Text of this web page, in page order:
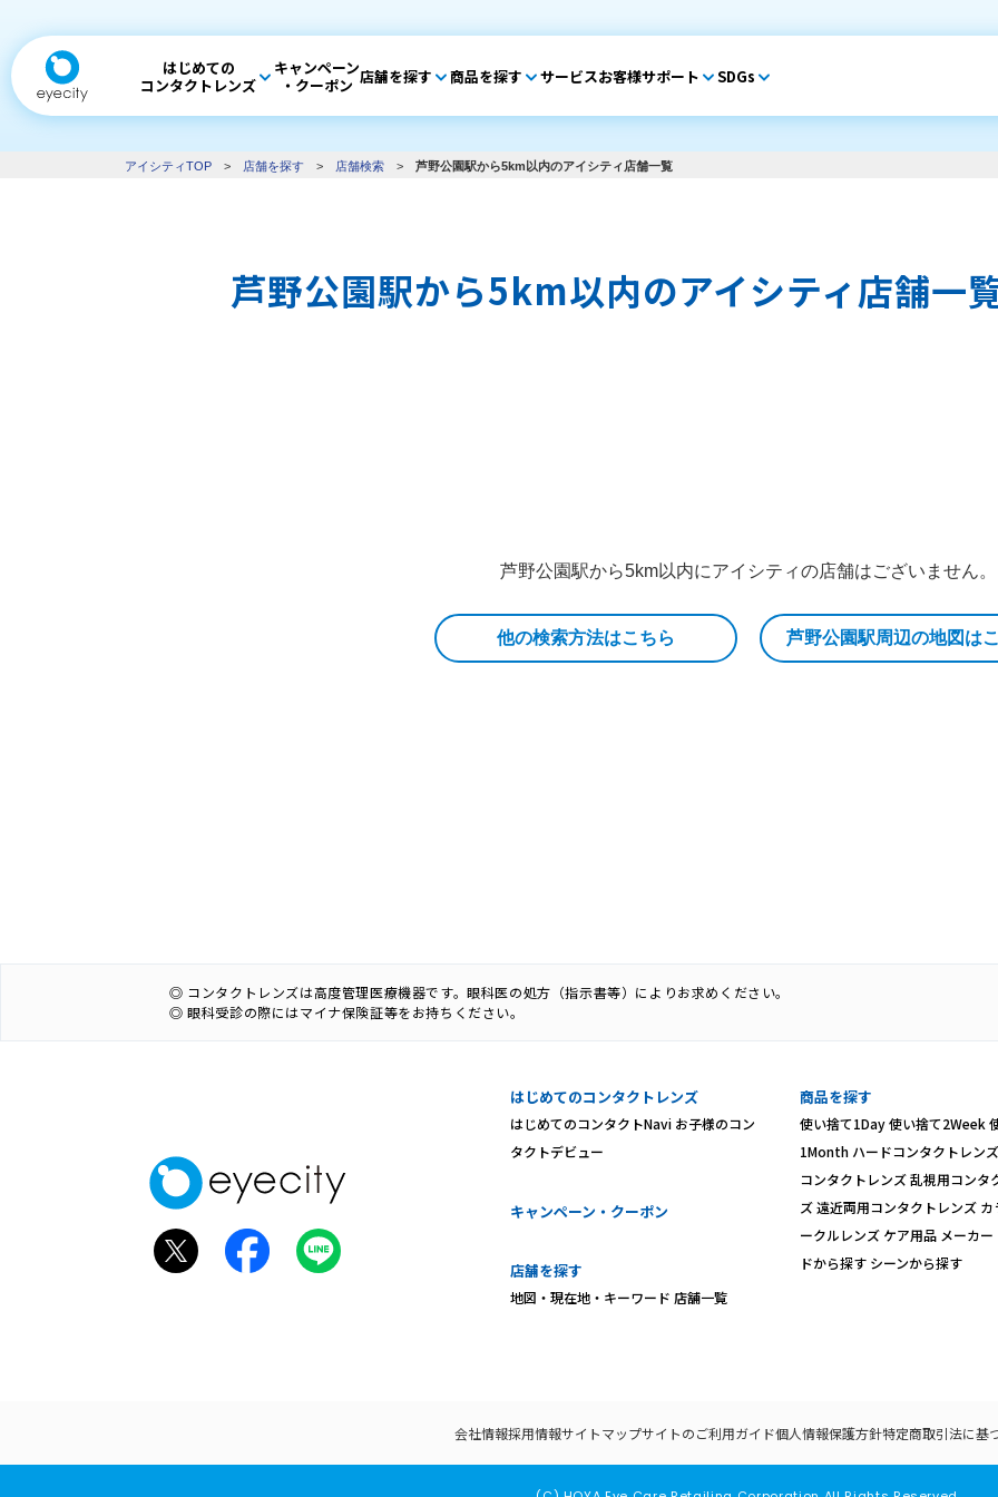
はじめての
コンタクトレンズ
キャンペーン
・クーポン 店舗を探す 商品を探す サービスお客様サポート SDGs
アイシティTOP > 店舗を探す > 店舗検索 > 芦野公園駅から5km以内のアイシティ店舗一覧
芦野公園駅から5km以内のアイシティ店舗一
芦野公園駅から5km以内にアイシティの店舗はございません。
他の検索方法はこちら 芦野公園駅周辺の地図は
◎ コンタクトレンズは高度管理医療機器です。眼科医の処方（指示書等）によりお求めください。
◎ 眼科受診の際にはマイナ保険証等をお持ちください。
はじめてのコンタクトレンズ
はじめてのコンタクトNavi お子様のコン
タクトデビュー
キャンペーン・クーポン
店舗を探す
地図・現在地・キーワード 店舗一覧
商品を探す
使い捨て1Day 使い捨て2Week
1Month ハードコンタクトレンズ
コンタクトレンズ 乱視用コンタ
ズ 遠近両用コンタクトレンズ カ
ークルレンズ ケア用品 メーカ
ドから探す シーンから探す
会社情報採用情報サイトマップサイトのご利用ガイド個人情報保護方針特定商取引法に基